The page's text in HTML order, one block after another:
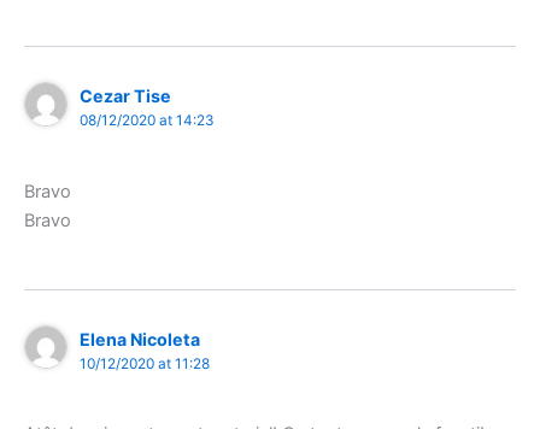
Cezar Tise
08/12/2020 at 14:23
Bravo
Bravo
Elena Nicoleta
10/12/2020 at 11:28